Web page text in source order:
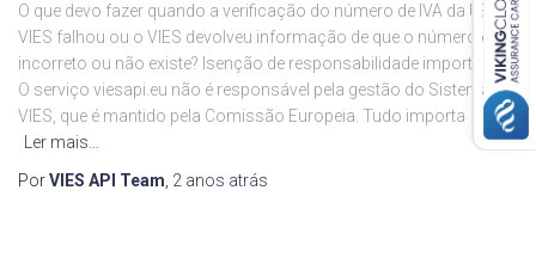
O que devo fazer quando a verificação do número de IVA da UE no
VIES falhou ou o VIES devolveu informação de que o número está
incorreto ou não existe? Isenção de responsabilidade importante
O serviço viesapi.eu não é responsável pela gestão do Sistema
VIES, que é mantido pela Comissão Europeia. Tudo importa
Ler mais…
PorVIES API Team 2 anos atrás